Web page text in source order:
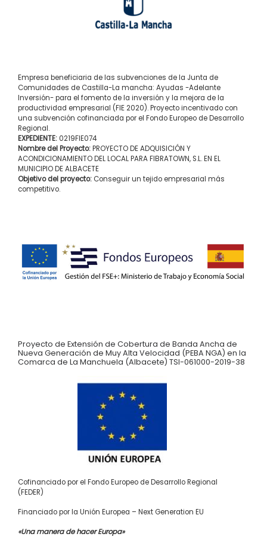
Empresa beneficiaria de las subvenciones de la Junta de
Comunidades de Castilla-La mancha: Ayudas -Adelante
Inversión- para el fomento de la inversión y la mejora de la
productividad empresarial (FIE 2020). Proyecto incentivado con
una subvención cofinanciada por el Fondo Europeo de Desarrollo
Regional.
EXPEDIENTE: 0219FIE074
Nombre del Proyecto:PROYECTO DE ADQUISICIÓN Y
ACONDICIONAMIENTO DEL LOCAL PARA FIBRATOWN, S.L. EN EL
MUNICIPIO DE ALBACETE
Objetivo del proyecto:Conseguir un tejido empresarial más
competitivo.
Proyecto de Extensión de Cobertura de Banda Ancha de
Nueva Generación de Muy Alta Velocidad (PEBA NGA) en la
Comarca de La Manchuela (Albacete) TSI-061000-2019-38
Cofinanciado por el Fondo Europeo de Desarrollo Regional
(FEDER)
Financiado por la Unión Europea – Next Generation EU
«Una manera de hacer Europa»